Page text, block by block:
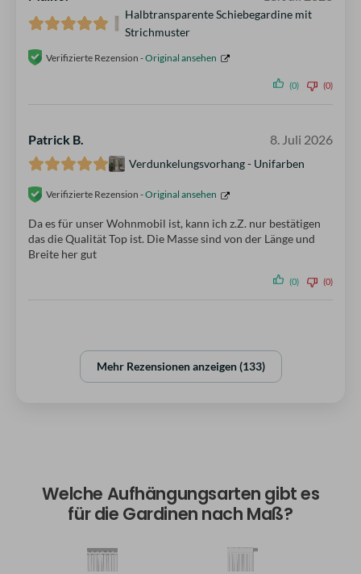
Halbtransparente Schiebegardine mit
Strichmuster
Verifizierte Rezension -Original ansehen
(0) (0)
Patrick B. 8. Juli 2026
Verdunkelungsvorhang - Unifarben
Verifizierte Rezension -Original ansehen
Da es für unser Wohnmobil ist, kann ich z.Z. nur bestätigen
das die Qualität Top ist. Die Masse sind von der Länge und
Breite her gut
(0) (0)
Mehr Rezensionen anzeigen (133)
Welche Aufhängungsarten gibt es
für die Gardinen nach Maß?